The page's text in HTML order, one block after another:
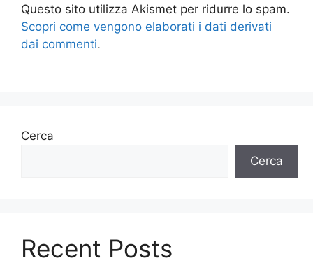
Questo sito utilizza Akismet per ridurre lo spam.
Scopri come vengono elaborati i dati derivati
dai commenti.
Cerca
Cerca
Recent Posts